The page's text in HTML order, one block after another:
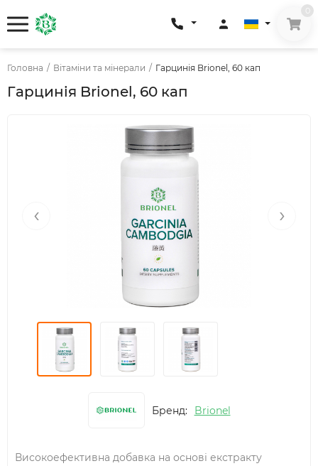
Головна / Вітаміни та мінерали / Гарцинія Brionel, 60 кап
Гарцинія Brionel, 60 кап
‹ ›
Бренд: Brionel
Високоефективна добавка на основі екстракту